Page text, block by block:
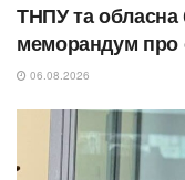
ТНПУ та обласна
меморандум про
06.08.2026